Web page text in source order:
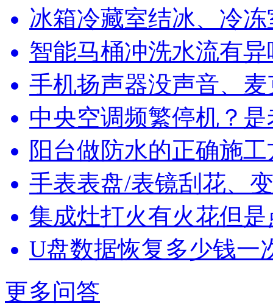
冰箱冷藏室结冰、冷
智能马桶冲洗水流有
手机扬声器没声音、
中央空调频繁停机？
阳台做防水的正确施
手表表盘/表镜刮花、
集成灶打火有火花但
U盘数据恢复多少钱一
更多问答